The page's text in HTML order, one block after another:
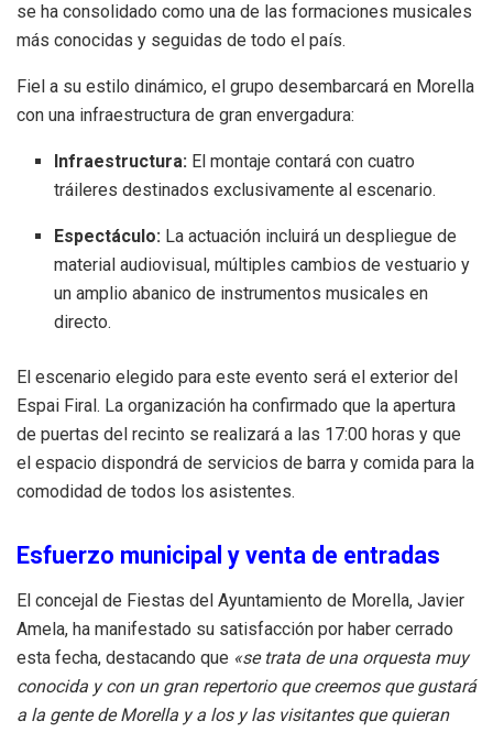
se ha consolidado como una de las formaciones musicales
más conocidas y seguidas de todo el país.
Fiel a su estilo dinámico, el grupo desembarcará en Morella
con una infraestructura de gran envergadura:
Infraestructura: El montaje contará con cuatro
tráileres destinados exclusivamente al escenario.
Espectáculo: La actuación incluirá un despliegue de
material audiovisual, múltiples cambios de vestuario y
un amplio abanico de instrumentos musicales en
directo.
El escenario elegido para este evento será el exterior del
Espai Firal. La organización ha confirmado que la apertura
de puertas del recinto se realizará a las 17:00 horas y que
el espacio dispondrá de servicios de barra y comida para la
comodidad de todos los asistentes.
Esfuerzo municipal y venta de entradas
El concejal de Fiestas del Ayuntamiento de Morella, Javier
Amela, ha manifestado su satisfacción por haber cerrado
esta fecha, destacando que «se trata de una orquesta muy
conocida y con un gran repertorio que creemos que gustará
a la gente de Morella y a los y las visitantes que quieran